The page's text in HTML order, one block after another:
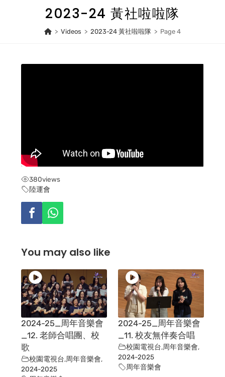
2023-24 黃社啦啦隊
> Videos > 2023-24 黃社啦啦隊 > Page 4
380views
陸運會
You may also like
2024-25_周年音樂會
_12. 老師合唱團、校
歌
校園電視台,周年音樂會,
2024-2025
2024-25_周年音樂會
_11. 校友無伴奏合唱
校園電視台,周年音樂會,
2024-2025
周年音樂會